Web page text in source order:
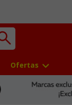
Ofertas